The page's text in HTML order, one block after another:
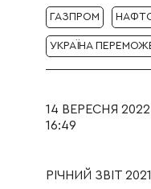
ГАЗПРОМ
УКРАЇНА
14 ВЕРЕСНЯ 2022
16:49
РІЧНИЙ ЗВІТ 2021